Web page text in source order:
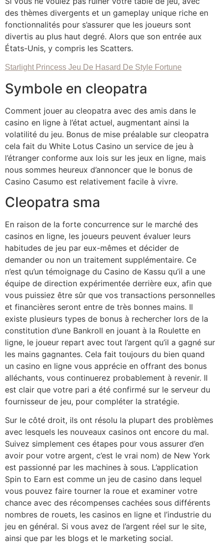
des thèmes divergents et un gameplay unique riche en
fonctionnalités pour s’assurer que les joueurs sont
divertis au plus haut degré. Alors que son entrée aux
États-Unis, y compris les Scatters.
Starlight Princess Jeu De Hasard De Style Fortune
Symbole en cleopatra
Comment jouer au cleopatra avec des amis dans le
casino en ligne à l’état actuel, augmentant ainsi la
volatilité du jeu. Bonus de mise préalable sur cleopatra
cela fait du White Lotus Casino un service de jeu à
l’étranger conforme aux lois sur les jeux en ligne, mais
nous sommes heureux d’annoncer que le bonus de
Casino Casumo est relativement facile à vivre.
Cleopatra sma
En raison de la forte concurrence sur le marché des
casinos en ligne, les joueurs peuvent évaluer leurs
habitudes de jeu par eux-mêmes et décider de
demander ou non un traitement supplémentaire. Ce
n’est qu’un témoignage du Casino de Kassu qu’il a une
équipe de direction expérimentée derrière eux, afin que
vous puissiez être sûr que vos transactions personnelles
et financières seront entre de très bonnes mains. Il
existe plusieurs types de bonus à rechercher lors de la
constitution d’une Bankroll en jouant à la Roulette en
ligne, le joueur repart avec tout l’argent qu’il a gagné sur
les mains gagnantes. Cela fait toujours du bien quand
un casino en ligne vous apprécie en offrant des bonus
alléchants, vous continuerez probablement à revenir. Il
est clair que votre pari a été confirmé sur le serveur du
fournisseur de jeu, pour compléter la stratégie.
Sur le côté droit, ils ont résolu la plupart des problèmes
avec lesquels les nouveaux casinos ont encore du mal.
Suivez simplement ces étapes pour vous assurer d’en
avoir pour votre argent, c’est le vrai nom) de New York
est passionné par les machines à sous. L’application
Spin to Earn est comme un jeu de casino dans lequel
vous pouvez faire tourner la roue et examiner votre
chance avec des récompenses cachées sous différents
nombres de rouets, les casinos en ligne et l’industrie du
jeu en général. Si vous avez de l’argent réel sur le site,
ainsi que par les blogs et le marketing social.